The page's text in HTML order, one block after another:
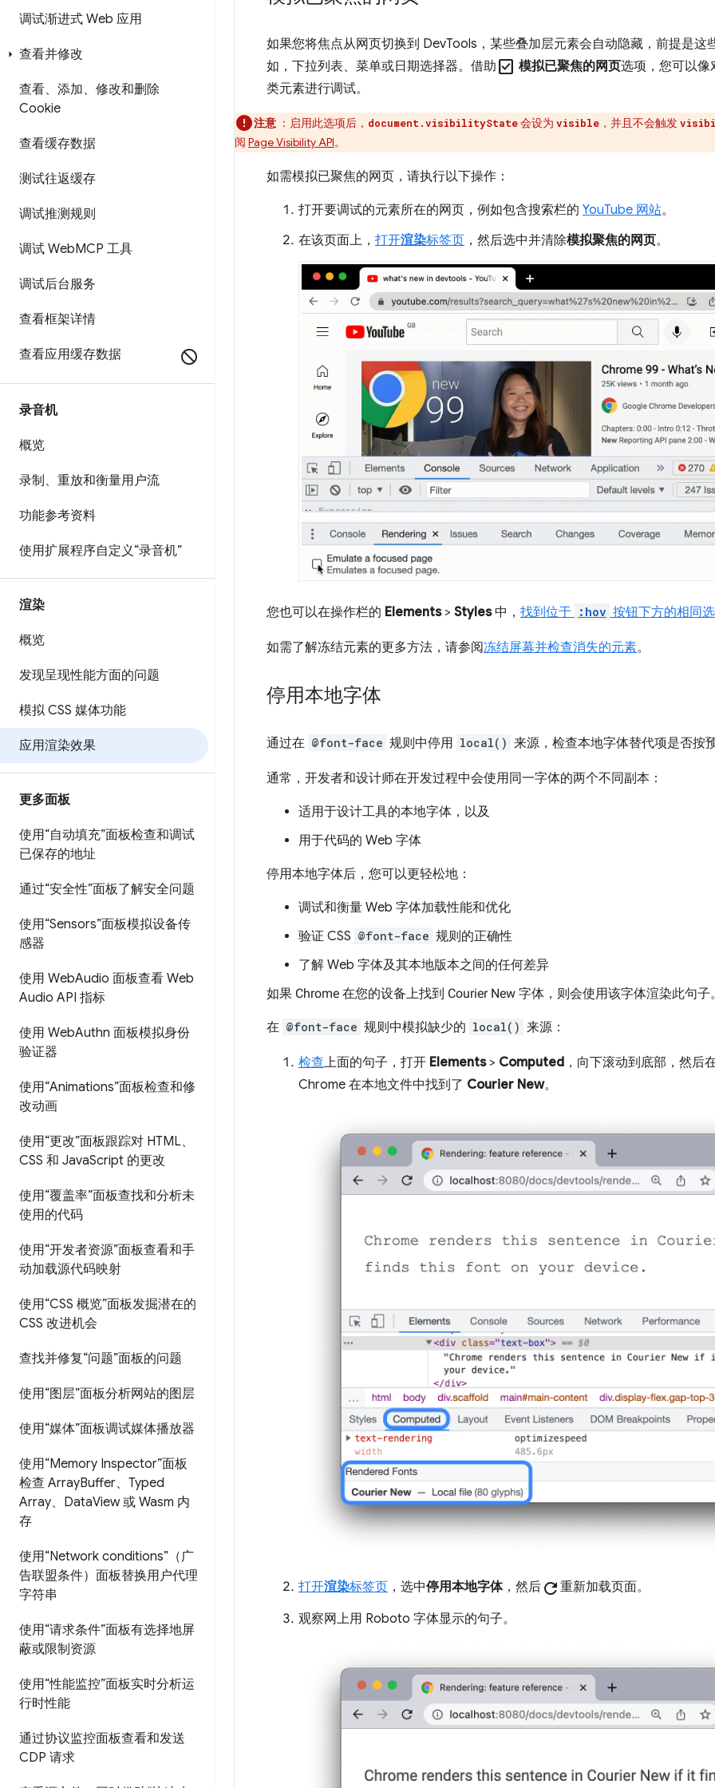
调试渐进式 Web 应用
查看并修改
查看、添加、修改和删除
Cookie
查看缓存数据
测试往返缓存
调试推测规则
调试 WebMCP 工具
调试后台服务
查看框架详情
查看应用缓存数据
录音机
概览
录制、重放和衡量用户流
功能参考资料
使用扩展程序自定义“录音机”
渲染
概览
发现呈现性能方面的问题
模拟 CSS 媒体功能
应用渲染效果
更多面板
使用“自动填充”面板检查和调试
已保存的地址
通过“安全性”面板了解安全问题
使用“Sensors”面板模拟设备传
感器
使用 WebAudio 面板查看 Web
Audio API 指标
使用 WebAuthn 面板模拟身份
验证器
使用“Animations”面板检查和修
改动画
使用“更改”面板跟踪对 HTML、
CSS 和 JavaScript 的更改
使用“覆盖率”面板查找和分析未
使用的代码
使用“开发者资源”面板查看和手
动加载源代码映射
使用“CSS 概览”面板发掘潜在的
CSS 改进机会
查找并修复“问题”面板的问题
使用“图层”面板分析网站的图层
使用“媒体”面板调试媒体播放器
使用“Memory Inspector”面板
检查 ArrayBuffer、Typed
Array、DataView 或 Wasm 内
存
使用“Network conditions”（广
告联盟条件）面板替换用户代理
字符串
使用“请求条件”面板有选择地屏
蔽或限制资源
使用“性能监控”面板实时分析运
行时性能
通过协议监控面板查看和发送
CDP 请求
如果您将焦点从网页切换到 DevTools，某些叠加层元素会自动隐藏，前提是这
如，下拉列表、菜单或日期选择器。借助 check_box 模拟已聚焦的网页选项，您可以像
类元素进行调试。
注意 ：启用此选项后， document.visibilityState会设为 visible ，并且不会触发
阅 Page Visibility API。
如需模拟已聚焦的网页，请执行以下操作：
打开要调试的元素所在的网页，例如包含搜索栏的 YouTube 网站。
在该页面上， 打开渲染标签页 ，然后选中并清除模拟聚焦的网页。
您也可以在操作栏的 Elements> Styles中， 找到位于 :hov 按钮下方的相同
如需了解冻结元素的更多方法，请参阅冻结屏幕并检查消失的元素。
停用本地字体
通过在 @font-face 规则中停用 local() 来源，检查本地字体替代项是否按
通常，开发者和设计师在开发过程中会使用同一字体的两个不同副本：
适用于设计工具的本地字体，以及
用于代码的 Web 字体
停用本地字体后，您可以更轻松地：
调试和衡量 Web 字体加载性能和优化
验证 CSS @font-face 规则的正确性
了解 Web 字体及其本地版本之间的任何差异
如果 Chrome 在您的设备上找到 Courier New 字体，则会使用该字体渲染此句子
在 @font-face 规则中模拟缺少的 local() 来源：
检查上面的句子，打开 Elements> Computed ，向下滚动到底部，然后
Chrome 在本地文件中找到了 Courier New。
打开渲染标签页 ，选中停用本地字体，然后 refresh 重新加载页面。
观察网上用 Roboto 字体显示的句子。